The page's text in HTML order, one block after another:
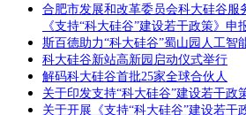
合肥市发展和改革委员会科大硅谷服
《支持“科大硅谷”建设若干政策》申
斯百德助力“科大硅谷”蜀山园人工智
科大硅谷新站高新园启动仪式举行
解码科大硅谷首批25家全球合伙人
关于印发支持“科大硅谷”建设若干政
关于开展《支持“科大硅谷”建设若干